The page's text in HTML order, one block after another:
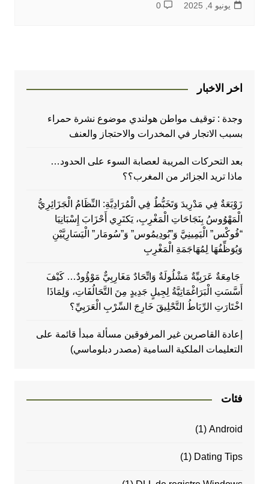
يونيو 4, 2025 0
اخر الاخبار
وجدة : توقيف مواطن هولندي موضوع نشرة حمراء
بسبب الاتجار في المخدرات والاحتجاز والعنف
بعد التحركات المريبة لعصابة السوء على الحدود…
ماذا تريد الجزائر من المغرب؟؟
زَوْبَعَةٌ فِي مَدْرِيدَ وَتَخَبُّطٌ فِي الْمُرَادِيَّةِ: النِّظَامُ الْجَزَائِرِيُّ
الْمَهْوُوسُ بِنَجَاحَاتِ الْمَغْرِبِ، يَكتَرِي أَحْزَابَ إِسْبَانِيَا
“فُوكْس” الْيَمِينِيَّ وَ”بُودِيمُوس” وَ”سُومَار” الْيَسَارِيَّيْنِ
وَيُوَظِّفُهَا لِمُهَاجَمَةِ الْمَغْرِبِ
جَامِعَةٌ عَرَبِيِّةٌ مَشْلُولَةٌ وَاتِّحَادٌ مَغَارِبِيٌّ مَوْؤُودٌ… كَيْفَ
أَسَّسَتِ الْبَرَاغْمَاتِيَّةُ لِجِيلٍ جَدِيدٍ مِنَ التَّحَالُفَاتِ، وَلِمَاذَا
اخْتَارَتِ الرِّبَاطُ التَّحْلِيقَ خَارِجَ السِّرْبِ الْعَرَبِيِّ؟
إعادة القاصرين غير المرفوقين مسألة مبدأ قائمة على
التعليمات الملكية السامية (مصدر دبلوماسي)
فئات
Android
(1)
Dating Tips
(1)